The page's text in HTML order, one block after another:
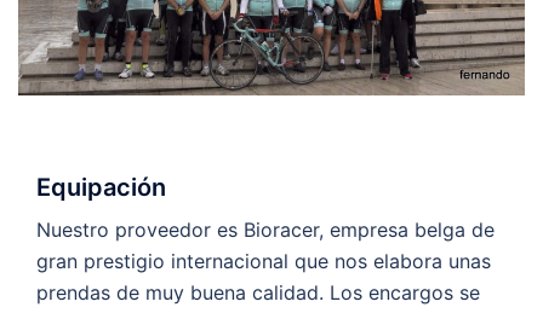
Equipación
Nuestro proveedor es Bioracer, empresa belga de
gran prestigio internacional que nos elabora unas
prendas de muy buena calidad. Los encargos se